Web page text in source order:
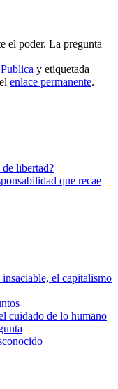
el poder. La pregunta
y etiquetada
enlace permanente.
de libertad?
que recae
el capitalismo
cuidado de lo humano